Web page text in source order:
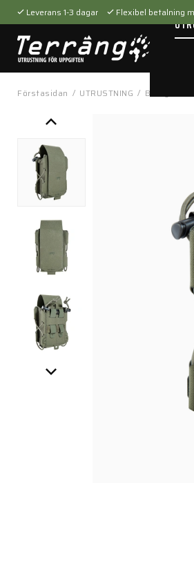
Leverans 1-3 dagar Flexibel betalning
Förstasidan / UTRUSTNING / Bärsystem